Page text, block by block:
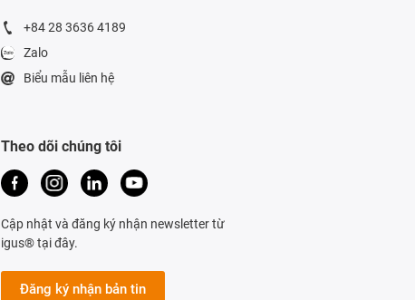
+84 28 3636 4189
Zalo
Biểu mẫu liên hệ
Theo dõi chúng tôi
Cập nhật và đăng ký nhận newsletter từ
igus® tại đây.
Đăng ký nhận bản tin